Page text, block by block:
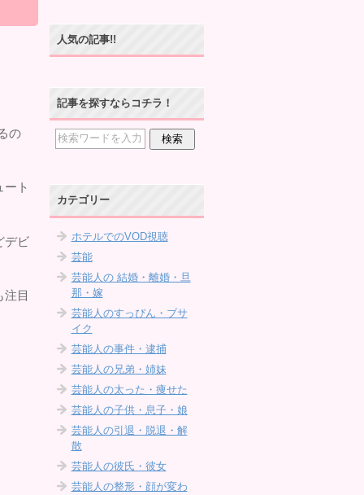
の
ト
デビ
注目
人気の記事!!
記事を探すならコチラ！
カテゴリー
ホテルでのVOD視聴
芸能
芸能人の 結婚・離婚・旦
那・嫁
芸能人のすっぴん・ブサ
イク
芸能人の事件・逮捕
芸能人の兄弟・姉妹
芸能人の太った・痩せた
芸能人の子供・息子・娘
芸能人の引退・脱退・解
散
芸能人の彼氏・彼女
芸能人の整形・顔が変わ